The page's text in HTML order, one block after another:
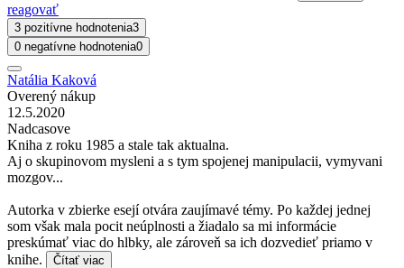
reagovať
3 pozitívne hodnotenia3
0 negatívne hodnotenia0
Natália Kaková
Overený nákup
12.5.2020
Nadcasove
Kniha z roku 1985 a stale tak aktualna.
Aj o skupinovom mysleni a s tym spojenej manipulacii, vymyvani
mozgov...
Autorka v zbierke esejí otvára zaujímavé témy. Po každej jednej
som však mala pocit neúplnosti a žiadalo sa mi informácie
preskúmať viac do hlbky, ale zároveň sa ich dozvedieť priamo v
knihe.
Čítať viac